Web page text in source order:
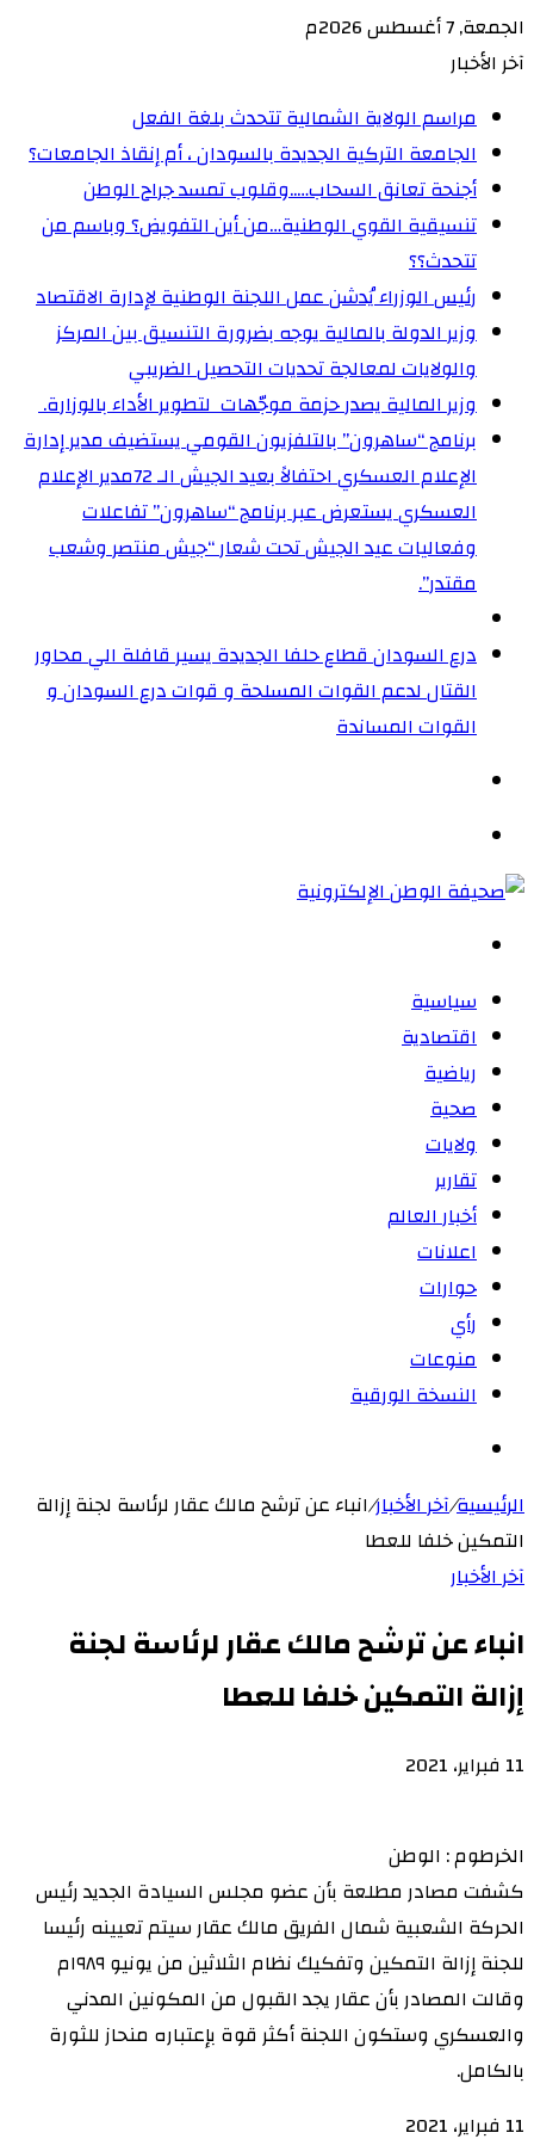
الجمعة, 7 أغسطس 2026م
آخر الأخبار
مراسم الولاية الشمالية تتحدث بلغة الفعل
الجامعة التركية الجديدة بالسودان ، أم إنقاذ الجامعات؟
أجنحة تعانق السحاب…..وقلوب تمسد جراح الوطن
تنسيقية القوي الوطنية…من أين التفويض؟ وباسم من
تتحدث؟؟
رئيس الوزراء يُدشن عمل اللجنة الوطنية لإدارة الاقتصاد
وزير الدولة بالمالية يوجه بضرورة التنسيق بين المركز
والولايات لمعالجة تحديات التحصيل الضريبي‏
وزير المالية يصدر حزمة موجّهات لتطوير الأداء بالوزارة. ‏
برنامج “ساهرون” بالتلفزيون القومي يستضيف مدير إدارة
الإعلام العسكري احتفالاً بعيد الجيش الـ 72‏مدير الإعلام
العسكري يستعرض عبر برنامج “ساهرون” تفاعلات
وفعاليات عيد الجيش تحت شعار “جيش منتصر وشعب
مقتدر”.
درع السودان قطاع حلفا الجديدة يسير قافلة الي محاور
القتال لدعم القوات المسلحة و قوات درع السودان و
القوات المساندة
سياسية
اقتصادية
رياضية
صحية
ولايات
تقارير
أخبار العالم
اعلانات
حوارات
رأي
منوعات
النسخة الورقية
الرئيسية/آخر الأخبار/انباء عن ترشح مالك عقار لرئاسة لجنة إزالة
التمكين خلفا للعطا
آخر الأخبار
انباء عن ترشح مالك عقار لرئاسة لجنة
إزالة التمكين خلفا للعطا
11 فبراير، 2021
الخرطوم : الوطن
كشفت مصادر مطلعة بأن عضو مجلس السيادة الجديد رئيس
الحركة الشعبية شمال الفريق مالك عقار سيتم تعيينه رئيسا
للجنة إزالة التمكين وتفكيك نظام الثلاثين من يونيو ١٩٨٩م
وقالت المصادر بأن عقار يجد القبول من المكونين المدني
والعسكري وستكون اللجنة أكثر قوة بإعتباره منحاز للثورة
بالكامل.
11 فبراير، 2021